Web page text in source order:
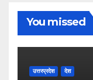
You missed
उत्तरप्रदेश देश